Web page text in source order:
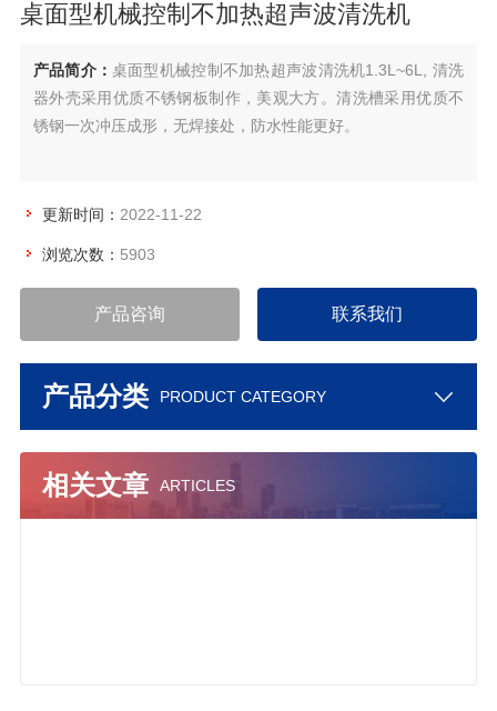
桌面型机械控制不加热超声波清洗机
产品简介： 桌面型机械控制不加热超声波清洗机1.3L~6L, 清洗
器外壳采用优质不锈钢板制作，美观大方。清洗槽采用优质不
锈钢一次冲压成形，无焊接处，防水性能更好。
更新时间： 2022-11-22
浏览次数： 5903
产品咨询 联系我们
产品分类 PRODUCT CATEGORY
相关文章 ARTICLES